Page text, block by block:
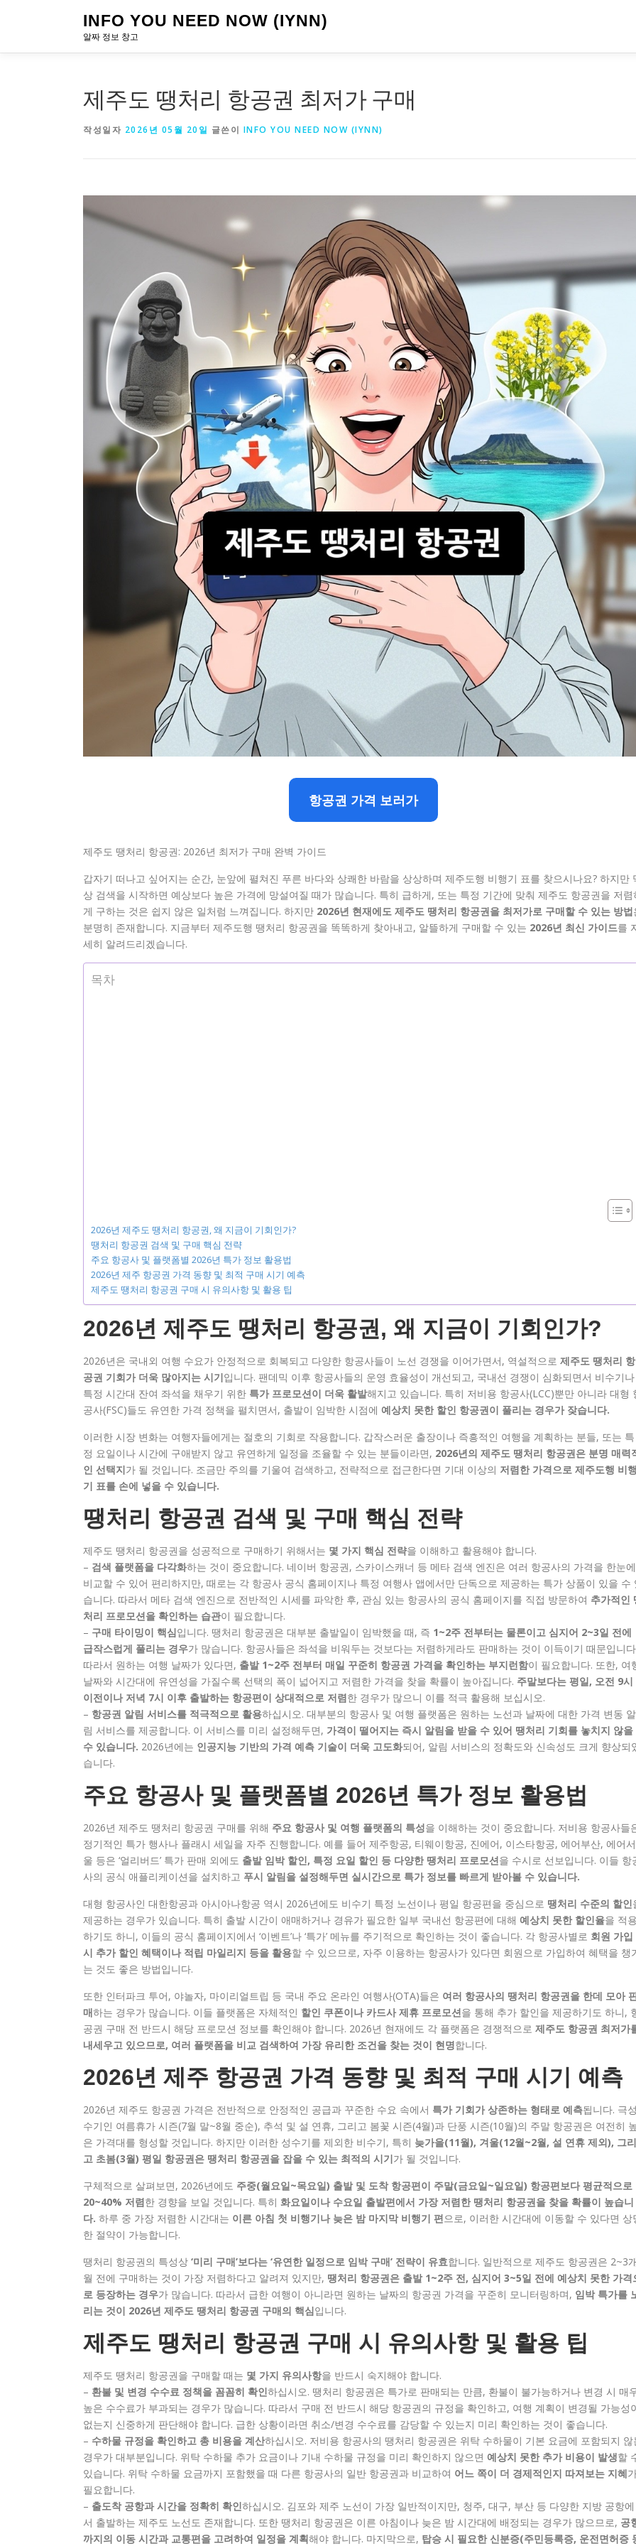
로
INFO YOU NEED NOW (IYNN)
알짜 정보 창고
제주도 땡처리 항공권 최저가 구매
작성일자 2026년 05월 20일 글쓴이 INFO YOU NEED NOW (IYNN)
항공권 가격 보러가
제주도 땡처리 항공권: 2026년 최저가 구매 완벽 가이드
갑자기 떠나고 싶어지는 순간, 눈앞에 펼쳐진 푸른 바다와 상쾌한 바람을 상상하며 제주도행 비행기 표를 찾으시나요? 하지만
상 검색을 시작하면 예상보다 높은 가격에 망설여질 때가 많습니다. 특히 급하게, 또는 특정 기간에 맞춰 제주도 항공권을 저렴
게 구하는 것은 쉽지 않은 일처럼 느껴집니다. 하지만 2026년 현재에도 제주도 땡처리 항공권을 최저가로 구매할 수 있는 방법
분명히 존재합니다. 지금부터 제주도행 땡처리 항공권을 똑똑하게 찾아내고, 알뜰하게 구매할 수 있는 2026년 최신 가이드를
세히 알려드리겠습니다.
목차
2026년 제주도 땡처리 항공권, 왜 지금이 기회인가?
땡처리 항공권 검색 및 구매 핵심 전략
주요 항공사 및 플랫폼별 2026년 특가 정보 활용법
2026년 제주 항공권 가격 동향 및 최적 구매 시기 예측
제주도 땡처리 항공권 구매 시 유의사항 및 활용 팁
2026년 제주도 땡처리 항공권, 왜 지금이 기회인가?
2026년은 국내외 여행 수요가 안정적으로 회복되고 다양한 항공사들이 노선 경쟁을 이어가면서, 역설적으로 제주도 땡처리 항
공권 기회가 더욱 많아지는 시기입니다. 팬데믹 이후 항공사들의 운영 효율성이 개선되고, 국내선 경쟁이 심화되면서 비수기나
특정 시간대 잔여 좌석을 채우기 위한 특가 프로모션이 더욱 활발해지고 있습니다. 특히 저비용 항공사(LCC)뿐만 아니라 대형
공사(FSC)들도 유연한 가격 정책을 펼치면서, 출발이 임박한 시점에 예상치 못한 할인 항공권이 풀리는 경우가 잦습니다.
이러한 시장 변화는 여행자들에게는 절호의 기회로 작용합니다. 갑작스러운 출장이나 즉흥적인 여행을 계획하는 분들, 또는 특
정 요일이나 시간에 구애받지 않고 유연하게 일정을 조율할 수 있는 분들이라면, 2026년의 제주도 땡처리 항공권은 분명 매력
인 선택지가 될 것입니다. 조금만 주의를 기울여 검색하고, 전략적으로 접근한다면 기대 이상의 저렴한 가격으로 제주도행 비행
기 표를 손에 넣을 수 있습니다.
땡처리 항공권 검색 및 구매 핵심 전략
제주도 땡처리 항공권을 성공적으로 구매하기 위해서는 몇 가지 핵심 전략을 이해하고 활용해야 합니다.
– 검색 플랫폼을 다각화하는 것이 중요합니다. 네이버 항공권, 스카이스캐너 등 메타 검색 엔진은 여러 항공사의 가격을 한눈에
비교할 수 있어 편리하지만, 때로는 각 항공사 공식 홈페이지나 특정 여행사 앱에서만 단독으로 제공하는 특가 상품이 있을 수
습니다. 따라서 메타 검색 엔진으로 전반적인 시세를 파악한 후, 관심 있는 항공사의 공식 홈페이지를 직접 방문하여 추가적인
처리 프로모션을 확인하는 습관이 필요합니다.
– 구매 타이밍이 핵심입니다. 땡처리 항공권은 대부분 출발일이 임박했을 때, 즉 1~2주 전부터는 물론이고 심지어 2~3일 전에
급작스럽게 풀리는 경우가 많습니다. 항공사들은 좌석을 비워두는 것보다는 저렴하게라도 판매하는 것이 이득이기 때문입니
따라서 원하는 여행 날짜가 있다면, 출발 1~2주 전부터 매일 꾸준히 항공권 가격을 확인하는 부지런함이 필요합니다. 또한, 여
날짜와 시간대에 유연성을 가질수록 선택의 폭이 넓어지고 저렴한 가격을 찾을 확률이 높아집니다. 주말보다는 평일, 오전 9시
이전이나 저녁 7시 이후 출발하는 항공편이 상대적으로 저렴한 경우가 많으니 이를 적극 활용해 보십시오.
– 항공권 알림 서비스를 적극적으로 활용하십시오. 대부분의 항공사 및 여행 플랫폼은 원하는 노선과 날짜에 대한 가격 변동 알
림 서비스를 제공합니다. 이 서비스를 미리 설정해두면, 가격이 떨어지는 즉시 알림을 받을 수 있어 땡처리 기회를 놓치지 않을
수 있습니다. 2026년에는 인공지능 기반의 가격 예측 기술이 더욱 고도화되어, 알림 서비스의 정확도와 신속성도 크게 향상되
습니다.
주요 항공사 및 플랫폼별 2026년 특가 정보 활용법
2026년 제주도 땡처리 항공권 구매를 위해 주요 항공사 및 여행 플랫폼의 특성을 이해하는 것이 중요합니다. 저비용 항공사들
정기적인 특가 행사나 플래시 세일을 자주 진행합니다. 예를 들어 제주항공, 티웨이항공, 진에어, 이스타항공, 에어부산, 에어서
울 등은 ‘얼리버드’ 특가 판매 외에도 출발 임박 할인, 특정 요일 할인 등 다양한 땡처리 프로모션을 수시로 선보입니다. 이들 항
사의 공식 애플리케이션을 설치하고 푸시 알림을 설정해두면 실시간으로 특가 정보를 빠르게 받아볼 수 있습니다.
대형 항공사인 대한항공과 아시아나항공 역시 2026년에도 비수기 특정 노선이나 평일 항공편을 중심으로 땡처리 수준의 할인
제공하는 경우가 있습니다. 특히 출발 시간이 애매하거나 경유가 필요한 일부 국내선 항공편에 대해 예상치 못한 할인율을 적용
하기도 하니, 이들의 공식 홈페이지에서 ‘이벤트’나 ‘특가’ 메뉴를 주기적으로 확인하는 것이 좋습니다. 각 항공사별로 회원 가입
시 추가 할인 혜택이나 적립 마일리지 등을 활용할 수 있으므로, 자주 이용하는 항공사가 있다면 회원으로 가입하여 혜택을 챙
는 것도 좋은 방법입니다.
또한 인터파크 투어, 야놀자, 마이리얼트립 등 국내 주요 온라인 여행사(OTA)들은 여러 항공사의 땡처리 항공권을 한데 모아
매하는 경우가 많습니다. 이들 플랫폼은 자체적인 할인 쿠폰이나 카드사 제휴 프로모션을 통해 추가 할인을 제공하기도 하니,
공권 구매 전 반드시 해당 프로모션 정보를 확인해야 합니다. 2026년 현재에도 각 플랫폼은 경쟁적으로 제주도 항공권 최저가
내세우고 있으므로, 여러 플랫폼을 비교 검색하여 가장 유리한 조건을 찾는 것이 현명합니다.
2026년 제주 항공권 가격 동향 및 최적 구매 시기 예측
2026년 제주도 항공권 가격은 전반적으로 안정적인 공급과 꾸준한 수요 속에서 특가 기회가 상존하는 형태로 예측됩니다. 극성
수기인 여름휴가 시즌(7월 말~8월 중순), 추석 및 설 연휴, 그리고 봄꽃 시즌(4월)과 단풍 시즌(10월)의 주말 항공권은 여전히
은 가격대를 형성할 것입니다. 하지만 이러한 성수기를 제외한 비수기, 특히 늦가을(11월), 겨울(12월~2월, 설 연휴 제외), 그리
고 초봄(3월) 평일 항공권은 땡처리 항공권을 잡을 수 있는 최적의 시기가 될 것입니다.
구체적으로 살펴보면, 2026년에도 주중(월요일~목요일) 출발 및 도착 항공편이 주말(금요일~일요일) 항공편보다 평균적으로
20~40% 저렴한 경향을 보일 것입니다. 특히 화요일이나 수요일 출발편에서 가장 저렴한 땡처리 항공권을 찾을 확률이 높습니
다. 하루 중 가장 저렴한 시간대는 이른 아침 첫 비행기나 늦은 밤 마지막 비행기 편으로, 이러한 시간대에 이동할 수 있다면 상
한 절약이 가능합니다.
땡처리 항공권의 특성상 ‘미리 구매’보다는 ‘유연한 일정으로 임박 구매’ 전략이 유효합니다. 일반적으로 제주도 항공권은 2~3개
월 전에 구매하는 것이 가장 저렴하다고 알려져 있지만, 땡처리 항공권은 출발 1~2주 전, 심지어 3~5일 전에 예상치 못한 가격
로 등장하는 경우가 많습니다. 따라서 급한 여행이 아니라면 원하는 날짜의 항공권 가격을 꾸준히 모니터링하며, 임박 특가를
리는 것이 2026년 제주도 땡처리 항공권 구매의 핵심입니다.
제주도 땡처리 항공권 구매 시 유의사항 및 활용 팁
제주도 땡처리 항공권을 구매할 때는 몇 가지 유의사항을 반드시 숙지해야 합니다.
– 환불 및 변경 수수료 정책을 꼼꼼히 확인하십시오. 땡처리 항공권은 특가로 판매되는 만큼, 환불이 불가능하거나 변경 시 매
높은 수수료가 부과되는 경우가 많습니다. 따라서 구매 전 반드시 해당 항공권의 규정을 확인하고, 여행 계획이 변경될 가능성
없는지 신중하게 판단해야 합니다. 급한 상황이라면 취소/변경 수수료를 감당할 수 있는지 미리 확인하는 것이 좋습니다.
– 수하물 규정을 확인하고 총 비용을 계산하십시오. 저비용 항공사의 땡처리 항공권은 위탁 수하물이 기본 요금에 포함되지 않
경우가 대부분입니다. 위탁 수하물 추가 요금이나 기내 수하물 규정을 미리 확인하지 않으면 예상치 못한 추가 비용이 발생할
있습니다. 위탁 수하물 요금까지 포함했을 때 다른 항공사의 일반 항공권과 비교하여 어느 쪽이 더 경제적인지 따져보는 지혜
필요합니다.
– 출도착 공항과 시간을 정확히 확인하십시오. 김포와 제주 노선이 가장 일반적이지만, 청주, 대구, 부산 등 다양한 지방 공항에
서 출발하는 제주도 노선도 존재합니다. 또한 땡처리 항공권은 이른 아침이나 늦은 밤 시간대에 배정되는 경우가 많으므로, 공
까지의 이동 시간과 교통편을 고려하여 일정을 계획해야 합니다. 마지막으로, 탑승 시 필요한 신분증(주민등록증, 운전면허증